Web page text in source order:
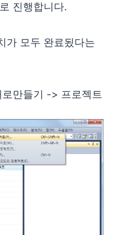
진행합니다.
가 모두 완료됬다는
만들기 -> 프로젝트